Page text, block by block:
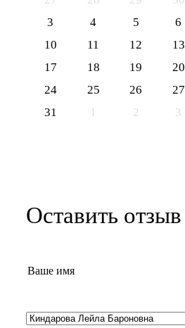
3
4 5 6
10
11 12 13
17
18 19 20
24
25 26 27
31
1 2 3
Оставить отзыв